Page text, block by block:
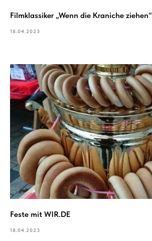
Filmklassiker „Wenn die Kraniche ziehen“
18.04.2023
Feste mit WIR.DE
18.04.2023